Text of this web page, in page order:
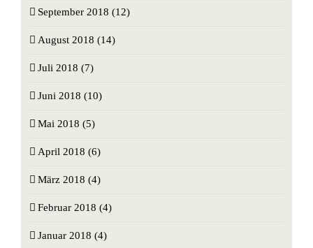
September 2018 (12)
August 2018 (14)
Juli 2018 (7)
Juni 2018 (10)
Mai 2018 (5)
April 2018 (6)
März 2018 (4)
Februar 2018 (4)
Januar 2018 (4)